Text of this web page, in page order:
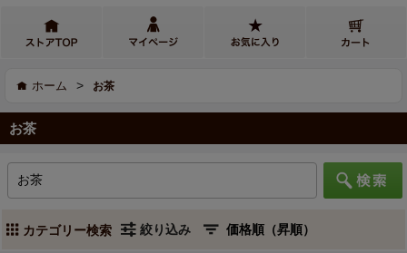
ホーム > お茶
お茶
カテゴリー検索 絞り込み